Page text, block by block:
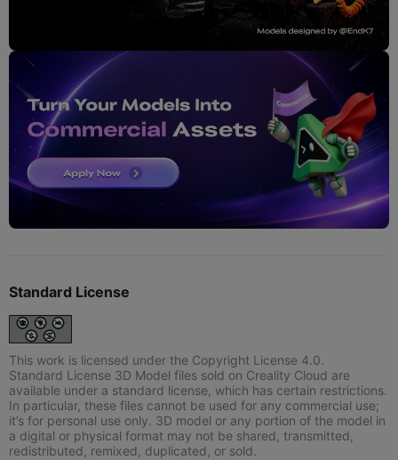
Standard License
This work is licensed under the Copyright License 4.0.
Standard License 3D Model files sold on Creality Cloud are
available under a standard license, which has certain restrictions.
In particular, these files cannot be used for any commercial use;
it’s for personal use only. 3D model or any portion of the model in
a digital or physical format may not be shared, transmitted,
redistributed, remixed, duplicated, or sold.